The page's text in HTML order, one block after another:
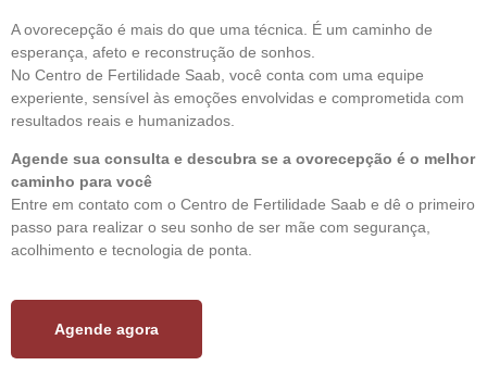
A ovorecepção é mais do que uma técnica. É um caminho de
esperança, afeto e reconstrução de sonhos.
No Centro de Fertilidade Saab, você conta com uma equipe
experiente, sensível às emoções envolvidas e comprometida com
resultados reais e humanizados.
Agende sua consulta e descubra se a ovorecepção é o melhor
caminho para você
Entre em contato com o Centro de Fertilidade Saab e dê o primeiro
passo para realizar o seu sonho de ser mãe com segurança,
acolhimento e tecnologia de ponta.
Agende agora